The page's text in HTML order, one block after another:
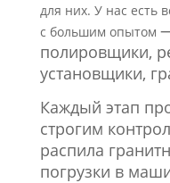
для них. У нас есть
с большим опытом
полировщики,
установщики,
Каждый этап
строгим
распила
погрузки в